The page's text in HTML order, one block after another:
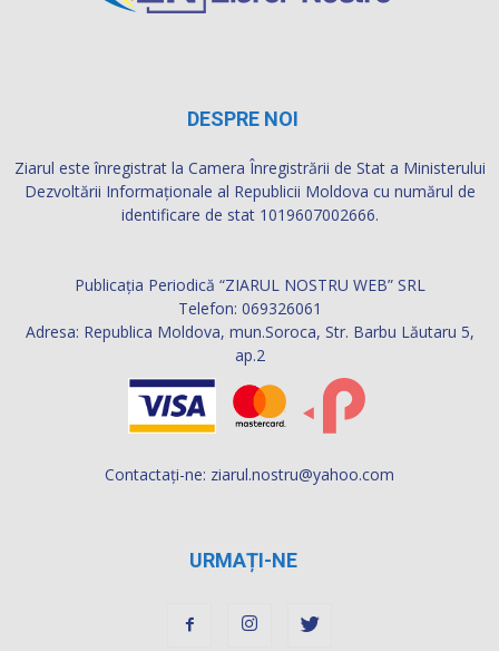
DESPRE NOI
Ziarul este înregistrat la Camera Înregistrării de Stat a Ministerului
Dezvoltării Informaţionale al Republicii Moldova cu numărul de
identificare de stat 1019607002666.
Publicația Periodică “ZIARUL NOSTRU WEB” SRL
Telefon: 069326061
Adresa: Republica Moldova, mun.Soroca, Str. Barbu Lăutaru 5,
ap.2
Contactați-ne: ziarul.nostru@yahoo.com
URMAȚI-NE